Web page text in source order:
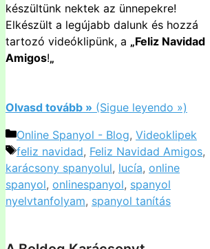
készültünk nektek az ünnepekre!
Elkészült a legújabb dalunk és hozzá
tartozó videóklipünk, a „Feliz Navidad
Amigos!„
Olvasd tovább » (Sigue leyendo »)
Kategória
Online Spanyol - Blog, Videoklipek
Címkék
feliz navidad, Feliz Navidad Amigos,
karácsony spanyolul, lucía, online
spanyol, onlinespanyol, spanyol
nyelvtanfolyam, spanyol tanítás